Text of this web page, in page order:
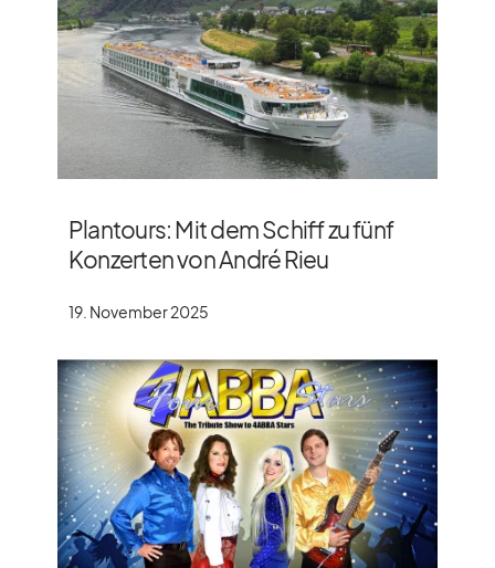
Plantours: Mit dem Schiff zu fünf
Konzerten von André Rieu
19. November 2025